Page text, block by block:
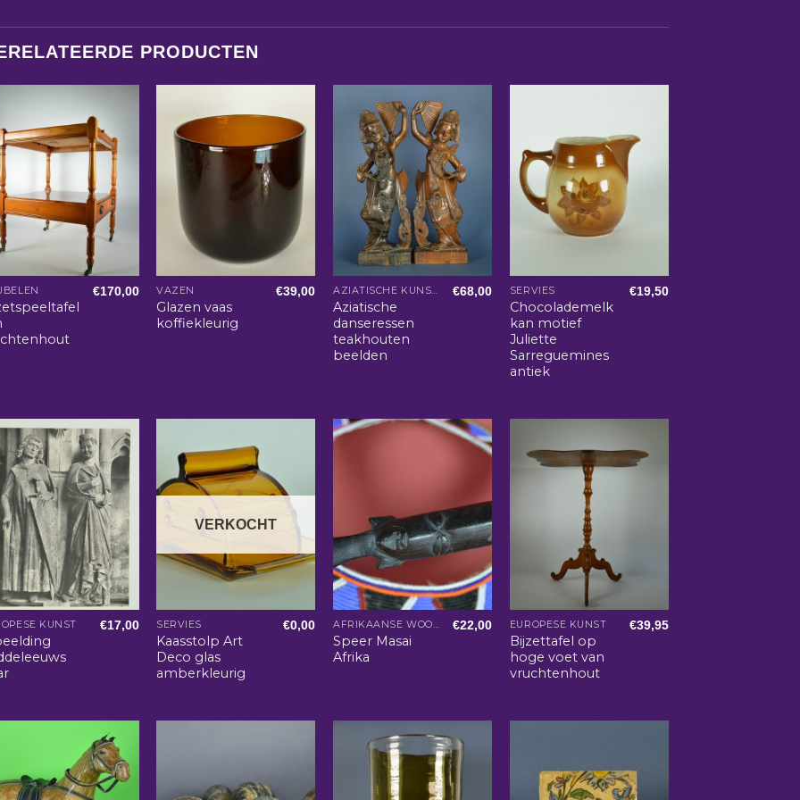
PRODUCTEN
€170,00 VAZEN
Glazen vaas
koffiekleurig
€39,00 AZIATISCHE KUNST EN WOONACCESSOIRES
Aziatische
danseressen
teakhouten
beelden
€68,00 SERVIES
Chocolademelk
kan motief
Juliette
Sarreguemines
antiek
€19,50
KUNST €17,00
VERKOCHT
SERVIES
Kaasstolp Art
Deco glas
amberkleurig
€0,00 AFRIKAANSE WOONACCESSOIRES
Speer Masai
Afrika
€22,00 EUROPESE KUNST
Bijzettafel op
hoge voet van
vruchtenhout
€39,95